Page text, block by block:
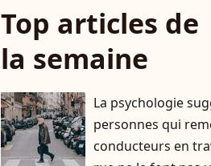
Top articles de
la semaine
La psychologie
personnes qui
conducteurs en